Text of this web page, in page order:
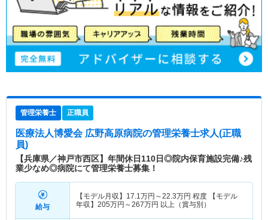
管理栄養士 正職員
医療法人博愛会 広野高原病院の管理栄養士求人(正職
員)
【兵庫県／神戸市西区】年間休日110日◎院内保育施設完備♪残
業少なめ◎病院にて管理栄養士募集！
給与
【モデル月収】 17.1万円～22.3万円 程度 【モデル
年収】 205万円～267万円 以上（賞与別）